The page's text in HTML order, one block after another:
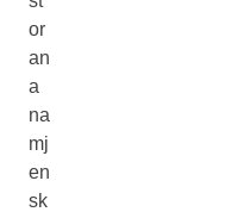
or
an
a
na
mj
en
sk